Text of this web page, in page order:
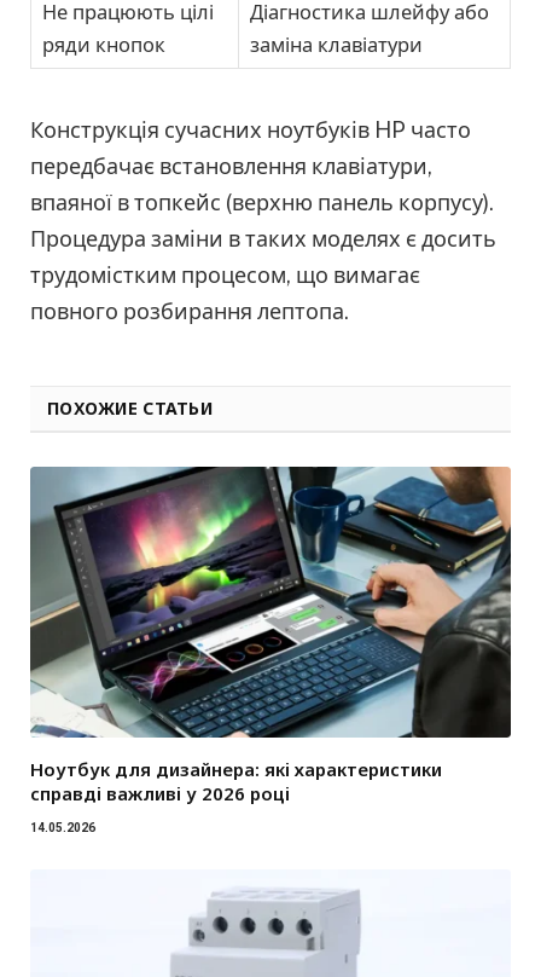
Не працюють цілі
ряди кнопок
Діагностика шлейфу або
заміна клавіатури
Конструкція сучасних ноутбуків HP часто
передбачає встановлення клавіатури,
впаяної в топкейс (верхню панель корпусу).
Процедура заміни в таких моделях є досить
трудомістким процесом, що вимагає
повного розбирання лептопа.
ПОХОЖИЕ СТАТЬИ
Ноутбук для дизайнера: які характеристики
справді важливі у 2026 році
14.05.2026